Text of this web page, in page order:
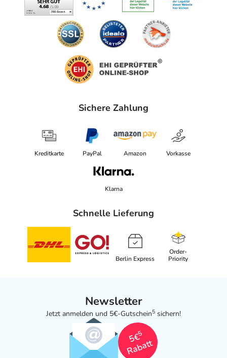
Sichere Zahlung
Kreditkarte PayPal Amazon Vorkasse
Klarna
Schnelle Lieferung
Berlin Express
Order-
Priority
Newsletter
Jetzt anmelden und 5€-Gutschein5 sichern!
5€
5
Rabatt